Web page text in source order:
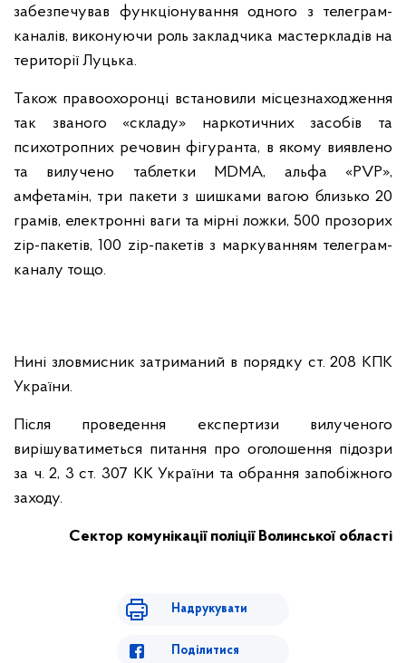
забезпечував функціонування одного з телеграм-
каналів, виконуючи роль закладчика мастеркладів на
території Луцька.
Також правоохоронці встановили місцезнаходження
так званого «складу» наркотичних засобів та
психотропних речовин фігуранта, в якому виявлено
та вилучено таблетки MDMA, альфа «PVP»,
амфетамін, три пакети з шишками вагою близько 20
грамів, електронні ваги та мірні ложки, 500 прозорих
zip-пакетів, 100 zip-пакетів з маркуванням телеграм-
каналу тощо.
Нині зловмисник затриманий в порядку ст. 208 КПК
України.
Після проведення експертизи вилученого
вирішуватиметься питання про оголошення підозри
за ч. 2, 3 ст. 307 КК України та обрання запобіжного
заходу.
Сектор комунікації поліції Волинської області
Надрукувати
Поділитися